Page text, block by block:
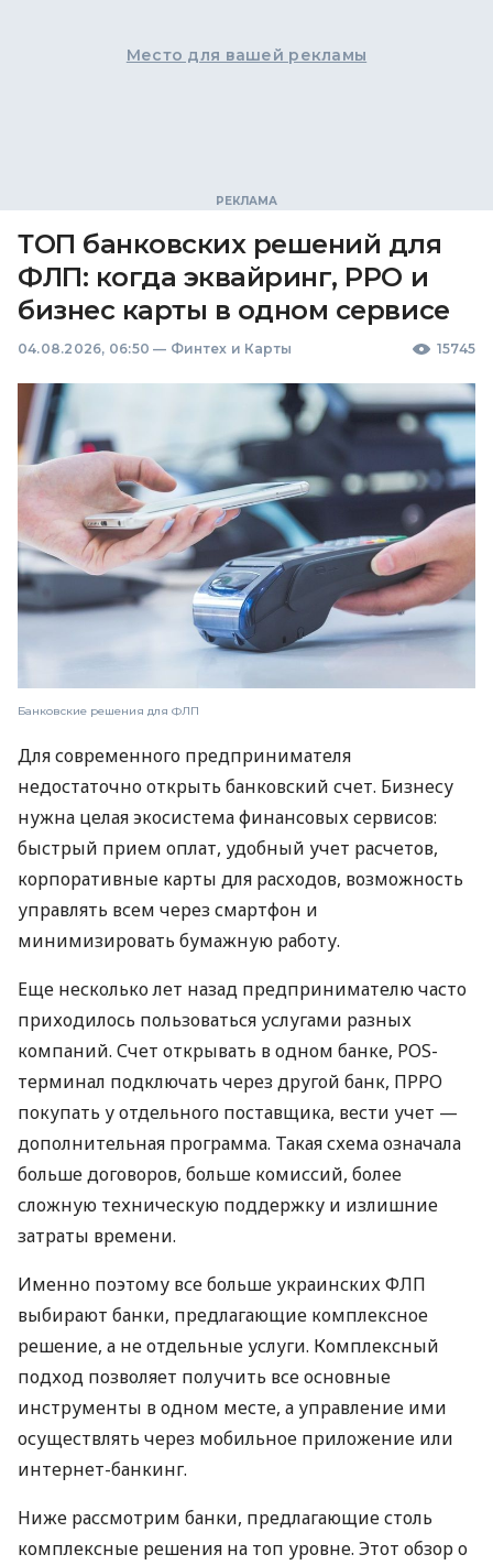
Место для вашей рекламы
ТОП банковских решений для
ФЛП: когда эквайринг, РРО и
бизнес карты в одном сервисе
04.08.2026, 06:50 — Финтех и Карты 15745
Банковские решения для ФЛП
Для современного предпринимателя
недостаточно открыть банковский счет. Бизнесу
нужна целая экосистема финансовых сервисов:
быстрый прием оплат, удобный учет расчетов,
корпоративные карты для расходов, возможность
управлять всем через смартфон и
минимизировать бумажную работу.
Еще несколько лет назад предпринимателю часто
приходилось пользоваться услугами разных
компаний. Счет открывать в одном банке, POS-
терминал подключать через другой банк, ПРРО
покупать у отдельного поставщика, вести учет —
дополнительная программа. Такая схема означала
больше договоров, больше комиссий, более
сложную техническую поддержку и излишние
затраты времени.
Именно поэтому все больше украинских ФЛП
выбирают банки, предлагающие комплексное
решение, а не отдельные услуги. Комплексный
подход позволяет получить все основные
инструменты в одном месте, а управление ими
осуществлять через мобильное приложение или
интернет-банкинг.
Ниже рассмотрим банки, предлагающие столь
комплексные решения на топ уровне. Этот обзор о